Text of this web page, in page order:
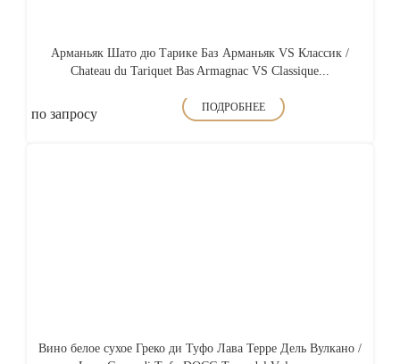
Арманьяк Шато дю Тарике Баз Арманьяк VS Классик /
Chateau du Tariquet Bas Armagnac VS Classique...
по запросу ПОДРОБНЕЕ
Вино белое сухое Греко ди Туфо Лава Терре Дель Вулкано /